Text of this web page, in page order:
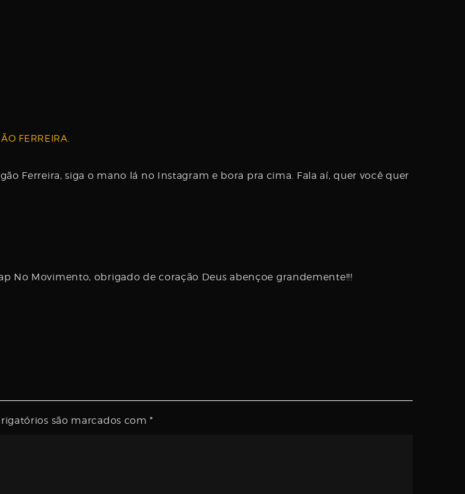
FERREIRA.
Ferreira, siga o mano lá no Instagram e bora pra cima. Fala aí, quer você quer
No Movimento, obrigado de coração Deus abençoe grandemente!!!
são marcados com*